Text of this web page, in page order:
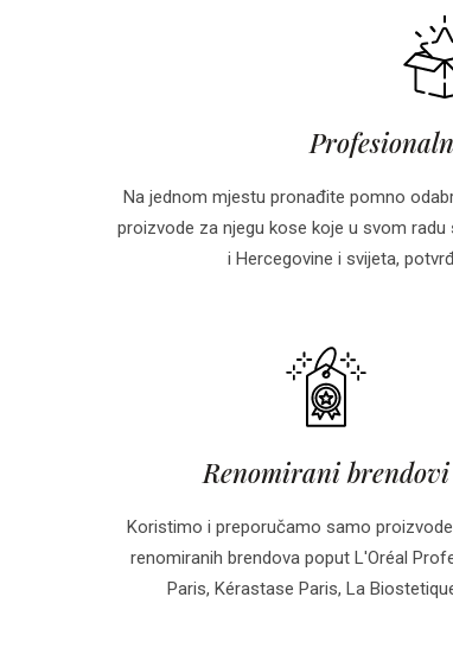
Na jednom mjestu pronađite pomno
proizvode za njegu kose koje u svom
i Hercegovine i svijeta,
Renomirani brendovi
Koristimo i preporučamo samo
renomiranih brendova poput L'Oréal
Paris, Kérastase Paris, La